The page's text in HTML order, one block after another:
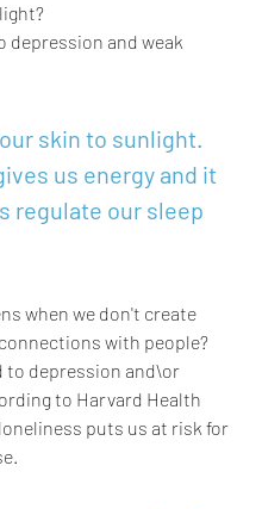
depression and weak
skin to sunlight.
us energy and it
regulate our sleep
when we don't create
with people?
to depression and\or
to Harvard Health
puts us at risk for